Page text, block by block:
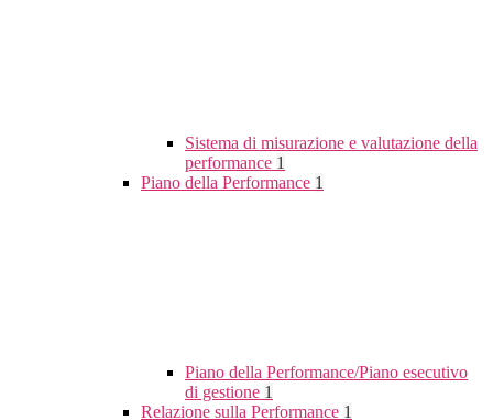
Sistema di misurazione e valutazione della
performance 1
Piano della Performance 1
Piano della Performance/Piano esecutivo
di gestione 1
Relazione sulla Performance 1